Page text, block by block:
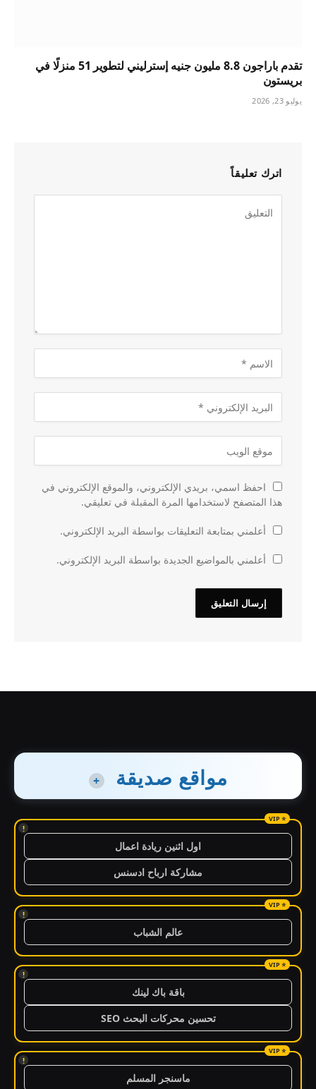
تقدم باراجون 8.8 مليون جنيه إسترليني لتطوير 51 منزلًا في
بريستون
يوليو 23, 2026
اترك تعليقاً
احفظ اسمي، بريدي الإلكتروني، والموقع الإلكتروني في
هذا المتصفح لاستخدامها المرة المقبلة في تعليقي.
أعلمني بمتابعة التعليقات بواسطة البريد الإلكتروني.
أعلمني بالمواضيع الجديدة بواسطة البريد الإلكتروني.
مواقع صديقة +
!
اول اثنين ريادة اعمال
مشاركة ارباح ادسنس
!
عالم الشباب
!
باقة باك لينك
تحسين محركات البحث SEO
!
ماسنجر المسلم